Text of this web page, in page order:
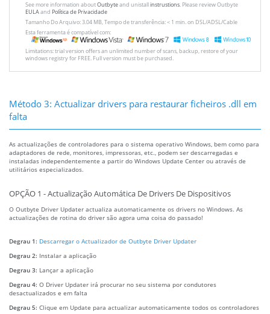
See more information aboutOutbyteand unistallinstrustions. Please review Outbyte
EULAand Política de Privacidade
Tamanho Do Arquivo: 3.04 MB, Tempo de transferência: < 1 min. on DSL/ADSL/Cable
Esta ferramenta é compatível com:
Limitations: trial version offers an unlimited number of scans, backup, restore of your
windows registry for FREE. Full version must be purchased.
Método 3: Actualizar drivers para restaurar ficheiros .dll em
falta
As actualizações de controladores para o sistema operativo Windows, bem como para
adaptadores de rede, monitores, impressoras, etc., podem ser descarregadas e
instaladas independentemente a partir do Windows Update Center ou através de
utilitários especializados.
OPÇÃO 1 - Actualização Automática De Drivers De Dispositivos
O Outbyte Driver Updater actualiza automaticamente os drivers no Windows. As
actualizações de rotina do driver são agora uma coisa do passado!
Degrau 1: Descarregar o Actualizador de Outbyte Driver Updater
Degrau 2: Instalar a aplicação
Degrau 3: Lançar a aplicação
Degrau 4: O Driver Updater irá procurar no seu sistema por condutores
desactualizados e em falta
Degrau 5: Clique em Update para actualizar automaticamente todos os controladores